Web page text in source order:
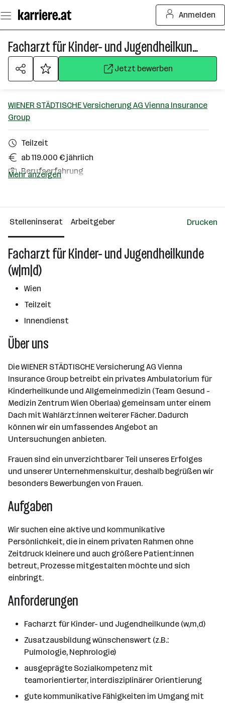
Seiteninhalt
springen
Anmelden
Facharzt für Kinder- und Jugendheilkunde (w|m|d)
Jetzt bewerben
WIENER STÄDTISCHE Versicherung AG Vienna Insurance
Group
Teilzeit
ab 119.000 € jährlich
Berufserfahrung
Über das Unternehmen
2501 - 10000 Mitarbeiter*innen
Wien
Mehr anzeigen
Stelleninserat Arbeitgeber Drucken
Facharzt für Kinder- und Jugendheilkunde
(w|m|d)
Wien
Teilzeit
Innendienst
Über uns
Die WIENER STÄDTISCHE Versicherung AG Vienna
Insurance Group betreibt ein privates Ambulatorium für
Kinderheilkunde und Allgemeinmedizin (Team Gesund -
Medizin Zentrum Wien Oberlaa) gemeinsam unter einem
Dach mit Wahlärzt:innen weiterer Fächer. Dadurch
können wir ein umfassendes Angebot an
Untersuchungen anbieten.
Frauen sind ein unverzichtbarer Teil unseres Erfolges
und unserer Unternehmenskultur, deshalb begrüßen wir
besonders Bewerbungen von Frauen.
Aufgaben
Wir suchen eine aktive und kommunikative
Persönlichkeit, die in einem privaten Rahmen ohne
Zeitdruck kleinere und auch größere Patient:innen
betreut, Prozesse mitgestalten möchte und sich
einbringt.
Anforderungen
Facharzt für Kinder- und Jugendheilkunde (w,m,d)
Zusatzausbildung wünschenswert (z.B.:
Pulmologie, Nephrologie)
ausgeprägte Sozialkompetenz mit
teamorientierter, interdisziplinärer Orientierung
gute kommunikative Fähigkeiten im Umgang mit